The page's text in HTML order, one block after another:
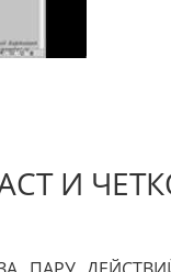
И